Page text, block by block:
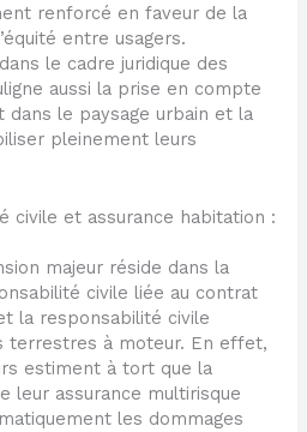
renforcé en faveur de la
entre usagers.
le cadre juridique des
aussi la prise en compte
dans le paysage urbain et la
pleinement leurs
civile et assurance habitation :
majeur réside dans la
civile liée au contrat
la responsabilité civile
terrestres à moteur. En effet,
estiment à tort que la
leur assurance multirisque
les dommages